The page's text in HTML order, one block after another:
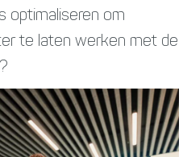
optimaliseren om
te laten werken met de